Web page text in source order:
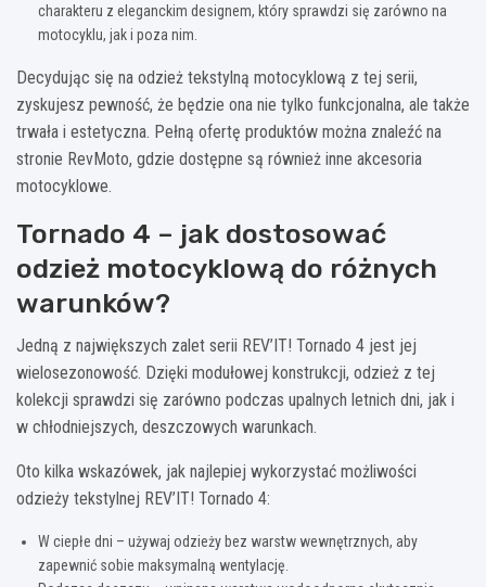
charakteru z eleganckim designem, który sprawdzi się zarówno na
motocyklu, jak i poza nim.
Decydując się na odzież tekstylną motocyklową z tej serii,
zyskujesz pewność, że będzie ona nie tylko funkcjonalna, ale także
trwała i estetyczna. Pełną ofertę produktów można znaleźć na
stronie RevMoto, gdzie dostępne są również inne akcesoria
motocyklowe.
Tornado 4 – jak dostosować
odzież motocyklową do różnych
warunków?
Jedną z największych zalet serii REV’IT! Tornado 4 jest jej
wielosezonowość. Dzięki modułowej konstrukcji, odzież z tej
kolekcji sprawdzi się zarówno podczas upalnych letnich dni, jak i
w chłodniejszych, deszczowych warunkach.
Oto kilka wskazówek, jak najlepiej wykorzystać możliwości
odzieży tekstylnej REV’IT! Tornado 4:
W ciepłe dni – używaj odzieży bez warstw wewnętrznych, aby
zapewnić sobie maksymalną wentylację.